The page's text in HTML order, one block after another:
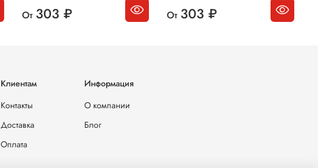
От 303 ₽ От 303 ₽
Клиентам
Контакты
Доставка
Оплата
Информация
О компании
Блог